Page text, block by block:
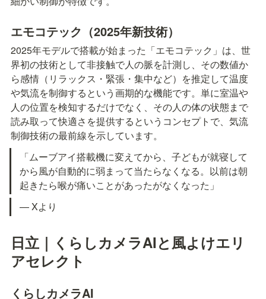
エモコテック（2025年新技術）
2025年モデルで搭載が始まった「エモコテック」は、世
界初の技術として非接触で人の脈を計測し、その数値か
ら感情（リラックス・緊張・集中など）を推定して温度
や気流を制御するという画期的な機能です。単に室温や
人の位置を検知するだけでなく、その人の体の状態まで
読み取って快適さを提供するというコンセプトで、気流
制御技術の最前線を示しています。
「ムーブアイ搭載機に変えてから、子どもが就寝して
から風が自動的に弱まって当たらなくなる。以前は朝
起きたら喉が痛いことがあったがなくなった」
— Xより
日立｜くらしカメラAIと風よけエリ
アセレクト
くらしカメラAI